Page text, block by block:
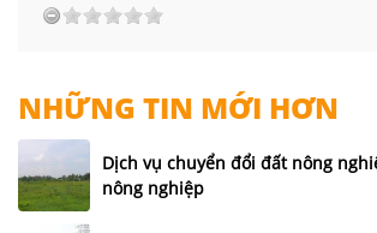
NHỮNG TIN MỚI HƠN
Dịch vụ chuyển đổi đất nông
nông nghiệp